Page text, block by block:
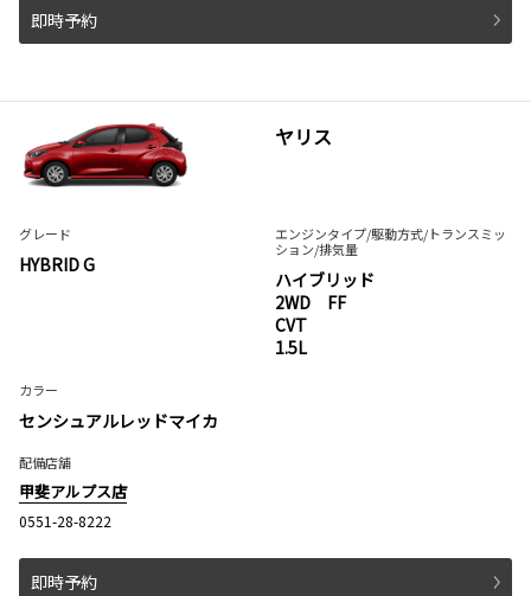
即時予約
ヤリス
グレード
HYBRID G
エンジンタイプ/駆動方式/トランスミッ
ション/排気量
ハイブリッド
2WD FF
CVT
1.5L
カラー
センシュアルレッドマイカ
配備店舗
甲斐アルプス店
0551-28-8222
即時予約